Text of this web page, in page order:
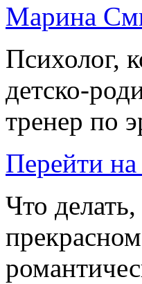
Марина
Психолог,
детско-
тренер по
Перейти на
Что